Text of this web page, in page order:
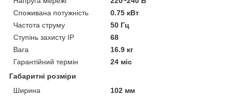
Споживана потужність
0.75 кВт
Частота струму
50 Гц
Ступінь захисту IP
68
Вага
16.9 кг
Гарантійний термін
24 міс
Габаритні розміри
Ширина
102 мм